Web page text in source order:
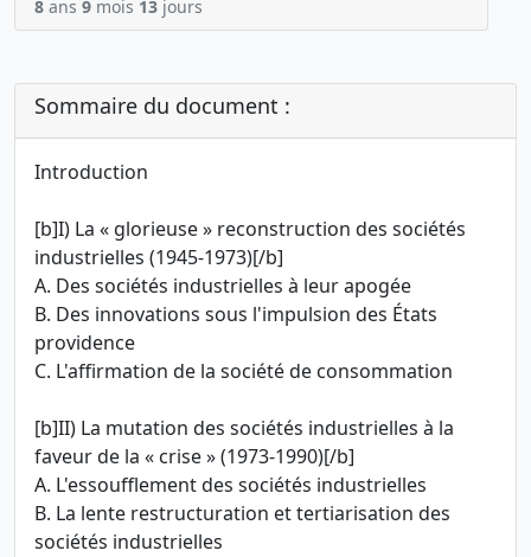
8 ans 9 mois 13 jours
Sommaire du document :
Introduction
[b]I) La « glorieuse » reconstruction des sociétés
industrielles (1945-1973)[/b]
A. Des sociétés industrielles à leur apogée
B. Des innovations sous l'impulsion des États
providence
C. L'affirmation de la société de consommation
[b]II) La mutation des sociétés industrielles à la
faveur de la « crise » (1973-1990)[/b]
A. L'essoufflement des sociétés industrielles
B. La lente restructuration et tertiarisation des
sociétés industrielles